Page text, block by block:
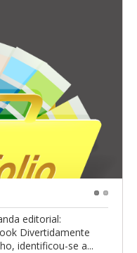
editorial:
Divertidamente
identificou-se a...